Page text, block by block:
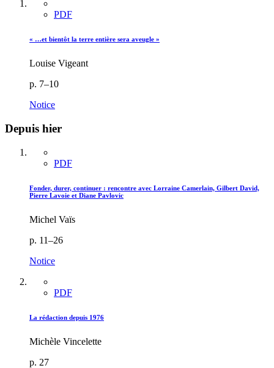
PDF
« …et bientôt la terre entière sera aveugle »
Louise Vigeant
p. 7–10
Notice
Depuis hier
PDF
Fonder, durer, continuer : rencontre avec Lorraine Camerlain, Gilbert David,
Pierre Lavoie et Diane Pavlovic
Michel Vaïs
p. 11–26
Notice
PDF
La rédaction depuis 1976
Michèle Vincelette
p. 27